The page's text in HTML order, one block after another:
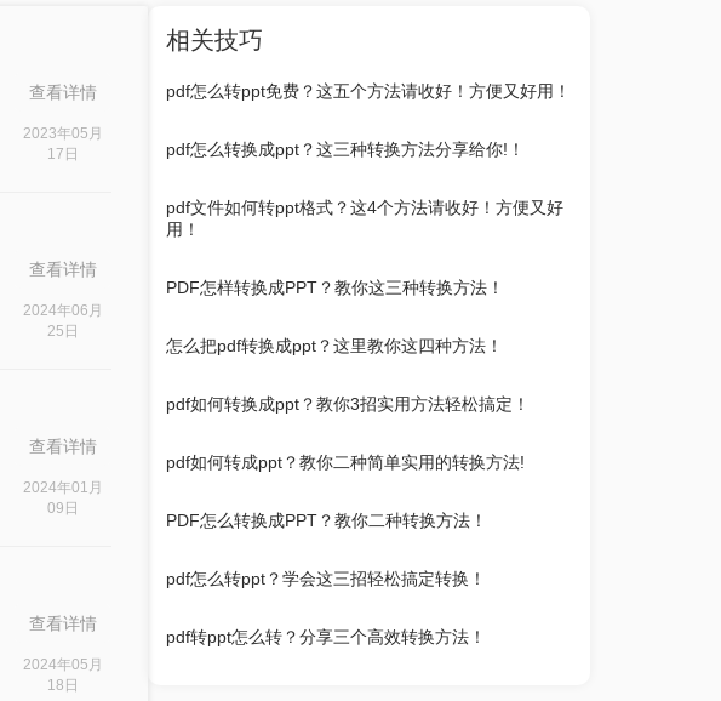
查看详情
2023年05月
17日
查看详情
2024年06月
25日
查看详情
2024年01月
09日
查看详情
2024年05月
18日
相关技巧
pdf怎么转ppt免费？这五个方法请收好！方便又好用！
pdf怎么转换成ppt？这三种转换方法分享给你!！
pdf文件如何转ppt格式？这4个方法请收好！方便又好
用！
PDF怎样转换成PPT？教你这三种转换方法！
怎么把pdf转换成ppt？这里教你这四种方法！
pdf如何转换成ppt？教你3招实用方法轻松搞定！
pdf如何转成ppt？教你二种简单实用的转换方法!
PDF怎么转换成PPT？教你二种转换方法！
pdf怎么转ppt？学会这三招轻松搞定转换！
pdf转ppt怎么转？分享三个高效转换方法！